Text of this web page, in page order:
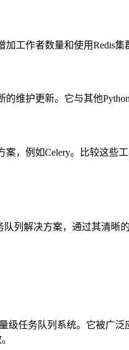
工作者数量和使用Redis
维护更新。它与其他
，例如Celery。比较这
列解决方案，通过其清
级任务队列系统。它被